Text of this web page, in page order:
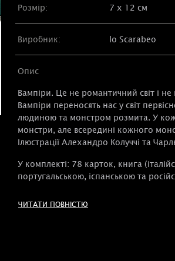
Розмір: 7 х 12 см
Виробник: lo Scarabeo
Опис
Вампіри. Це не романтичний світ і не
Вампіри переносять нас у світ
людиною та монстром розмита. У
монстри, але всередині кожного
Ілюстрації Алехандро Колуччі та
У комплекті: 78 карток, книга
португальською, іспанською та
ЧИТАТИ ПОВНІСТЮ